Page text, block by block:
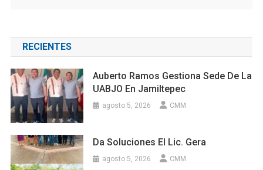
RECIENTES
Auberto Ramos Gestiona Sede De La
UABJO En Jamiltepec
agosto 5, 2026 CMM
Da Soluciones El Lic. Gera
agosto 5, 2026 CMM